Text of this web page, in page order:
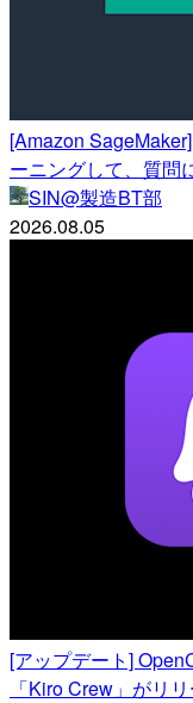
[Amazon
ーニングして、質問
SIN@製造BT部
2026.08.05
[アップデート]
「Kiro Crew」がリ